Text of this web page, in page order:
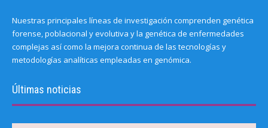
Nuestras principales líneas de investigación comprenden genética
forense, poblacional y evolutiva y la genética de enfermedades
complejas así como la mejora continua de las tecnologías y
metodologías analíticas empleadas en genómica.
Últimas noticias